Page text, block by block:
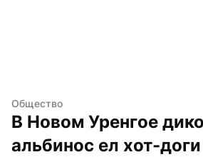
Общество
В Новом Уренгое
альбинос ел хот-